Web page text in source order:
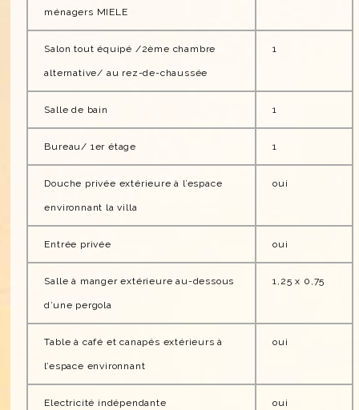
ménagers MIELE
Salon tout équipé /2ème chambre
alternative/ au rez-de-chaussée
1
Salle de bain 1
Bureau/ 1er étage 1
Douche privée extérieure à l’espace
environnant la villa
oui
Entrée privée oui
Salle à manger extérieure au-dessous
d’une pergola
1,25 x 0,75
Table à café et canapés extérieurs à
l’espace environnant
oui
Electricité indépendante oui